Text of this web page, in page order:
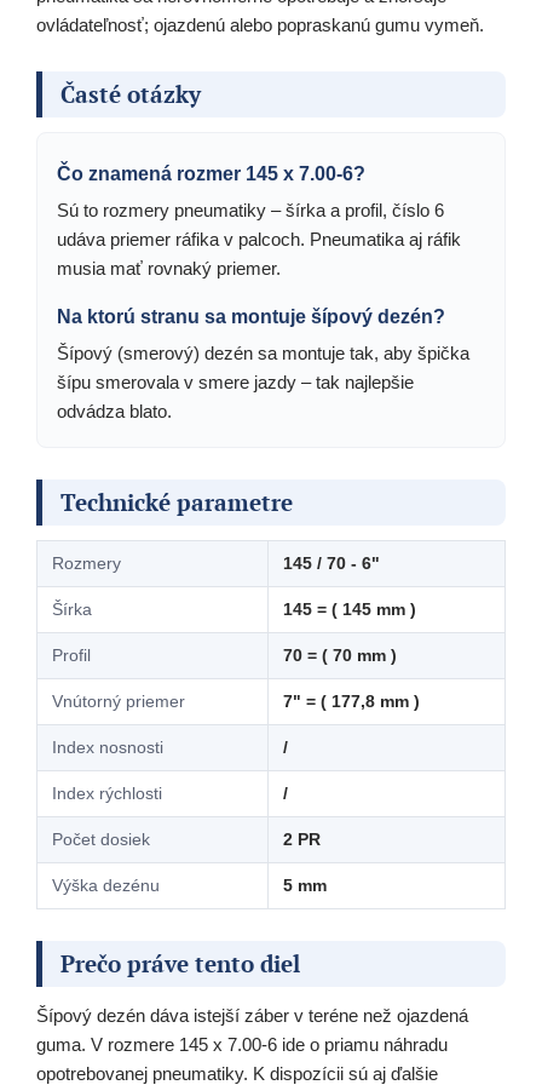
ovládateľnosť; ojazdenú alebo popraskanú gumu vymeň.
Časté otázky
Čo znamená rozmer 145 x 7.00-6?
Sú to rozmery pneumatiky – šírka a profil, číslo 6
udáva priemer ráfika v palcoch. Pneumatika aj ráfik
musia mať rovnaký priemer.
Na ktorú stranu sa montuje šípový dezén?
Šípový (smerový) dezén sa montuje tak, aby špička
šípu smerovala v smere jazdy – tak najlepšie
odvádza blato.
Technické parametre
Rozmery 145 / 70 - 6"
Šírka 145 = ( 145 mm )
Profil 70 = ( 70 mm )
Vnútorný priemer 7" = ( 177,8 mm )
Index nosnosti /
Index rýchlosti /
Počet dosiek 2 PR
Výška dezénu 5 mm
Prečo práve tento diel
Šípový dezén dáva istejší záber v teréne než ojazdená
guma. V rozmere 145 x 7.00-6 ide o priamu náhradu
opotrebovanej pneumatiky. K dispozícii sú aj ďalšie